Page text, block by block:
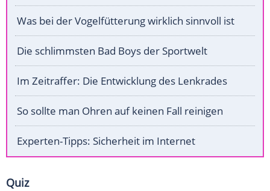
Was bei der Vogelfütterung wirklich sinnvoll ist
Die schlimmsten Bad Boys der Sportwelt
Im Zeitraffer: Die Entwicklung des Lenkrades
So sollte man Ohren auf keinen Fall reinigen
Experten-Tipps: Sicherheit im Internet
Quiz